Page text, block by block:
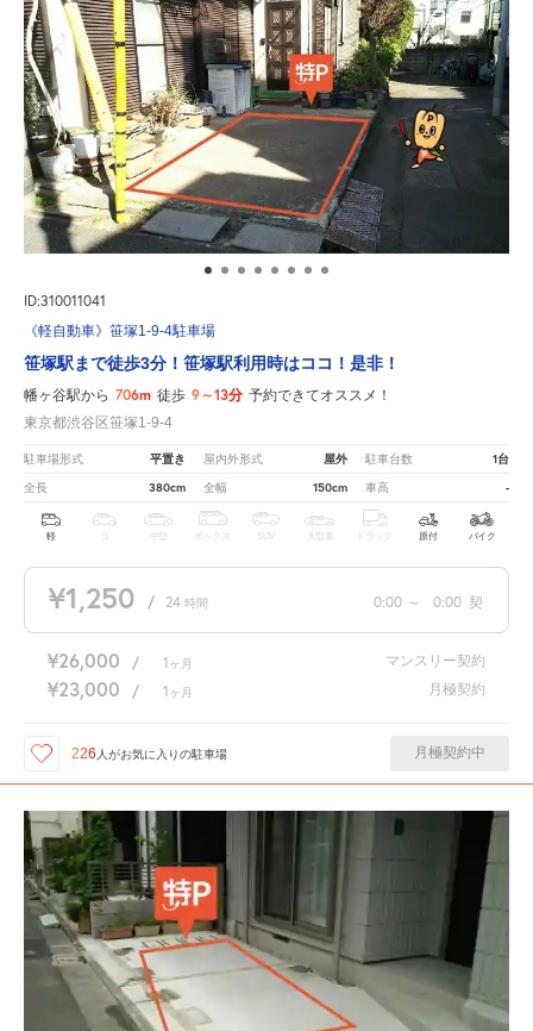
ID:310011041
《軽自動車》笹塚1-9-4駐車場
笹塚駅まで徒歩3分！笹塚駅利用時はココ！是非！
幡ヶ谷駅から 706m 徒歩 9～13分 予約できてオススメ！
東京都渋谷区笹塚1-9-4
駐車場形式 平置き 屋内外形式 屋外 駐車台数 1台
全長 380cm 全幅 150cm 車高 -
軽 中型 ボックス SUV 大型車 トラック 原付 バイク
¥1,250 / 24 時間 0:00 ～ 0:00 契
¥26,000 / 1 ヶ月 マンスリー契約
¥23,000 / 1 ヶ月 月極契約
226 人がお気に入りの駐車場 月極契約中